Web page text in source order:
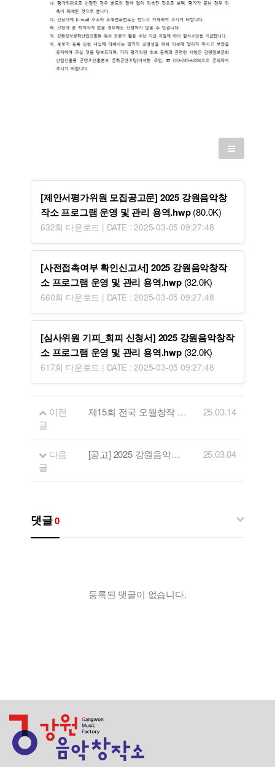
[제안서평가위원 모집공고문] 2025 강원음악창
작소 프로그램 운영 및 관리 용역.hwp(80.0K)
632회 다운로드 | DATE : 2025-03-05 09:27:48
[사전접촉여부 확인신고서] 2025 강원음악창작
소 프로그램 운영 및 관리 용역.hwp(32.0K)
660회 다운로드 | DATE : 2025-03-05 09:27:48
[심사위원 기피_회피 신청서] 2025 강원음악창작
소 프로그램 운영 및 관리 용역.hwp(32.0K)
617회 다운로드 | DATE : 2025-03-05 09:27:48
이전
글
제15회 전국 오월창작 가요제 (총 2,400만원 창작지원금) 25.03.14
다음
글
[공고] 2025 강원음악창작소 음원제작 지원사업 공고 25.03.04
댓글0
등록된 댓글이 없습니다.